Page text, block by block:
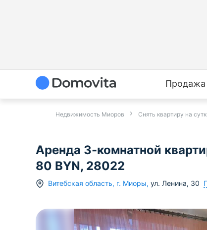
Продажа
Недвижимость Миоров Снять квартиру на
Аренда 3-комнатной
80 BYN, 28022
Витебская область, г. Миоры, ул. Ленина, 30